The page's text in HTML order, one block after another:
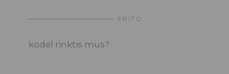
FRITO
kodėl rinktis mus?